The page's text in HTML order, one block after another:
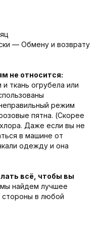
— Обмену и возврату
не относится:
ткань огрубела или
режим
пятна. (Скорее
Даже если вы не
в машине от
одежду и она
всё, чтобы вы
мы найдем лучшее
в любой